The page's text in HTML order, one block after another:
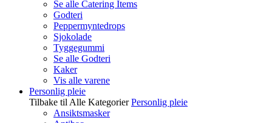
Se alle Catering Items
Godteri
Peppermyntedrops
Sjokolade
Tyggegummi
Se alle Godteri
Kaker
Vis alle varene
Personlig pleie
Tilbake til Alle Kategorier Personlig pleie
Ansiktsmasker